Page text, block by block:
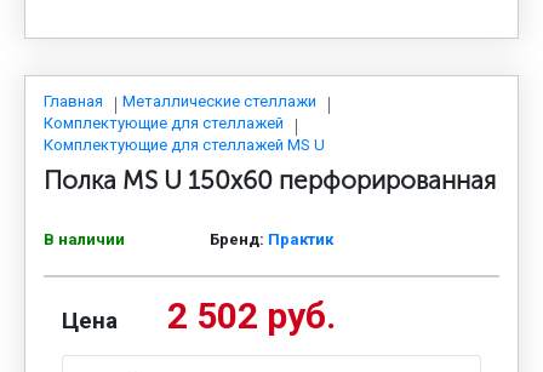
МЕБЕЛЬ ДЛЯ ДОМА
МЕБЕЛЬ ДЛЯ СТОЛОВЫХ
Главная
Металлические стеллажи
Комплектующие для стеллажей
Комплектующие для стеллажей MS U
Полка MS U 150х60 перфорированная
В наличии Бренд: Практик
Цена 2 502 руб.